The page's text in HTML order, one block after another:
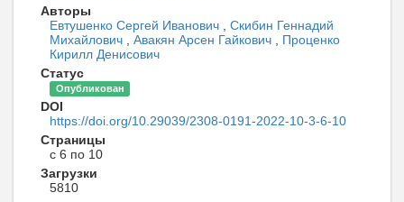
Авторы
Евтушенко Сергей Иванович
Скибин Геннадий
Михайлович
Авакян Арсен Гайкович
Проценко
Кирилл Денисович
Статус
Опубликован
DOI
https://doi.org/10.29039/2308-0191-2022-10-3-6-10
Страницы
с 6 по 10
Загрузки
5810